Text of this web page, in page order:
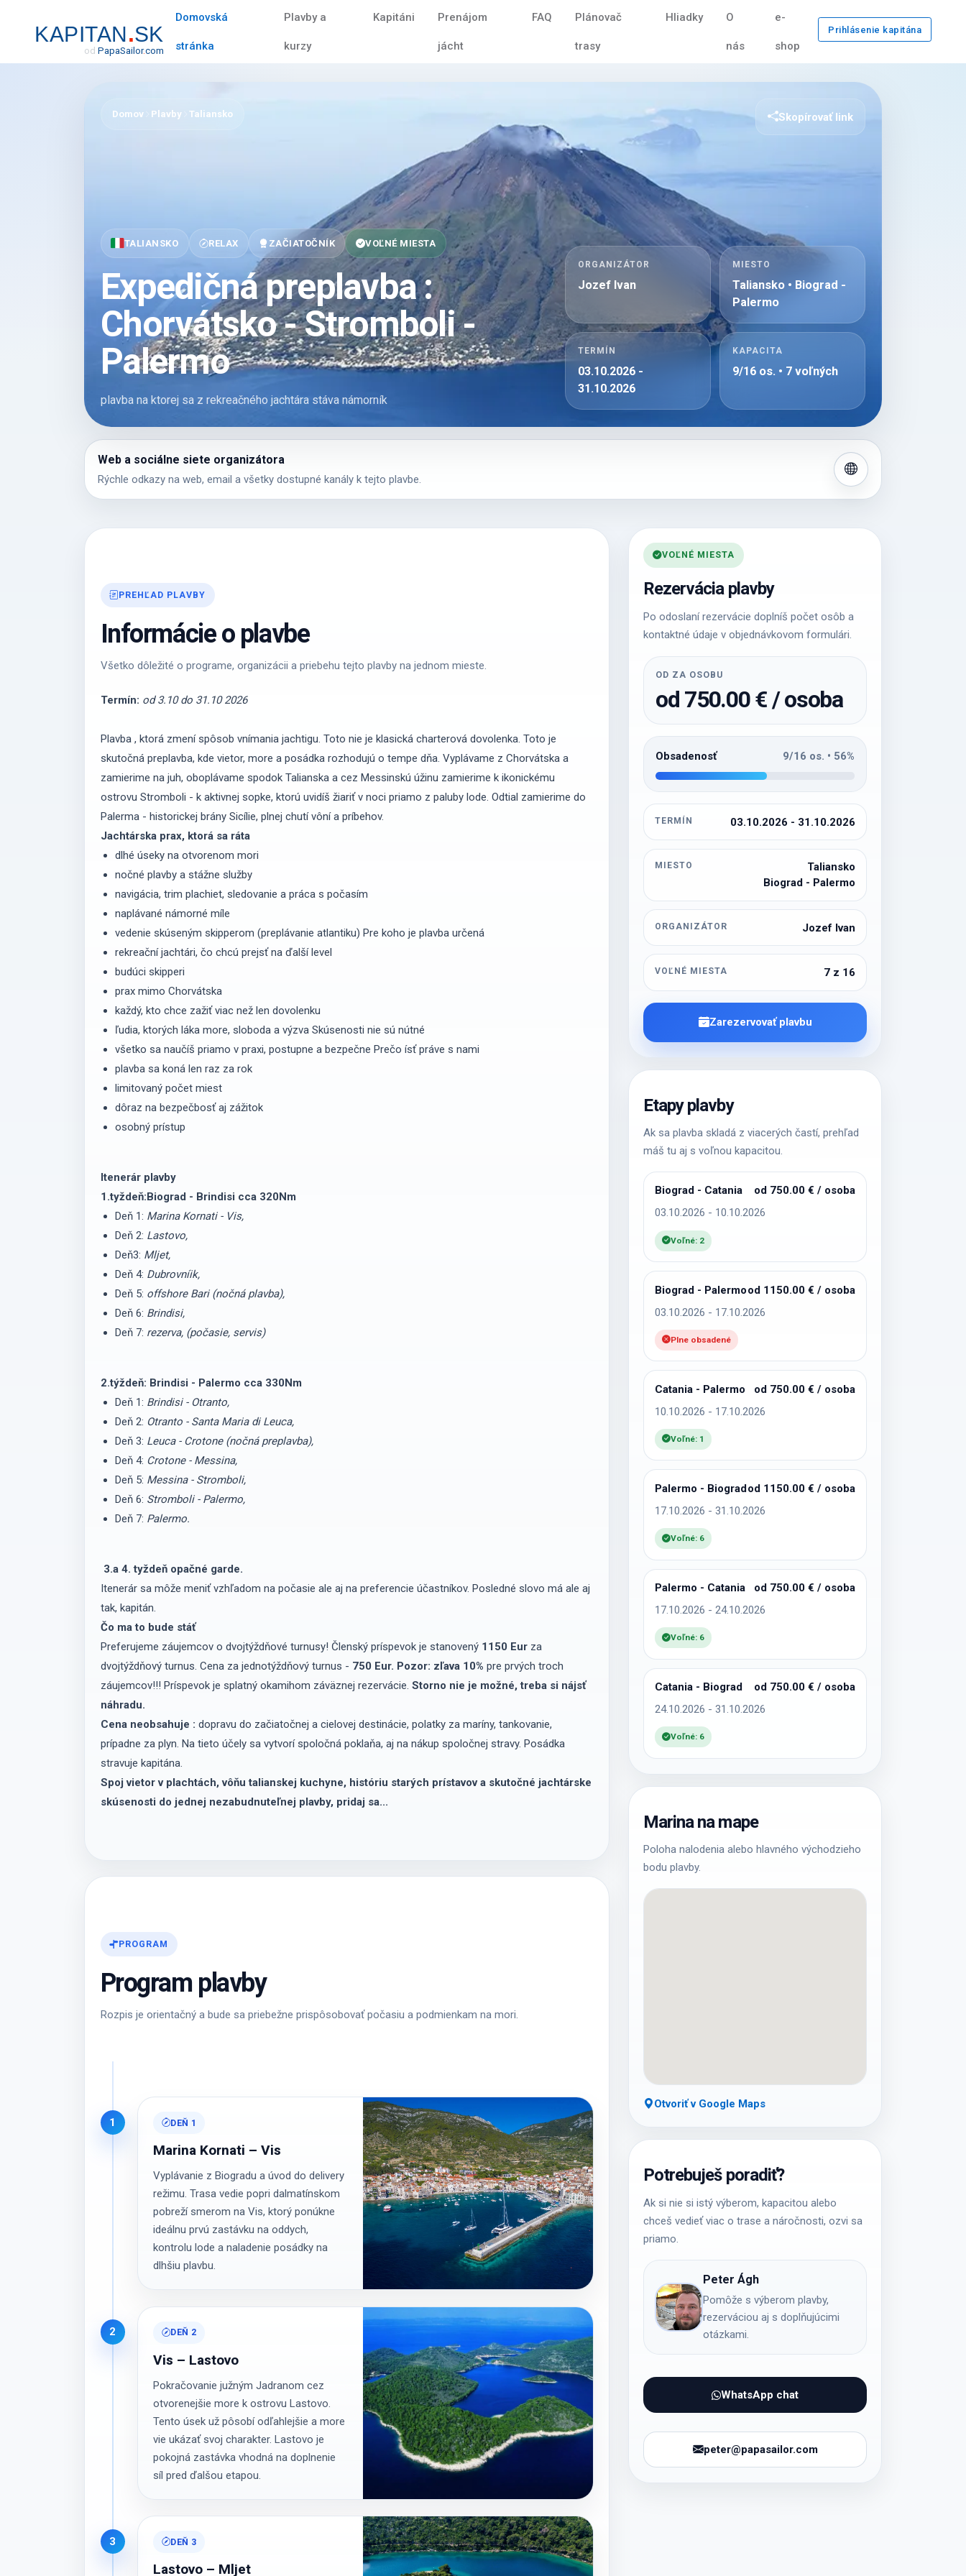
KAPITAN.SK
od PapaSailor.com
Domovská
stránka
Plavby a
kurzy
Kapitáni Prenájom
jácht
FAQ Plánovač
trasy
Hliadky O
nás
e-
shop
Prihlásenie kapitána
Domov Plavby Taliansko Skopírovať link
TALIANSKO RELAX ZAČIATOČNÍK VOĽNÉ MIESTA
Expedičná preplavba :
Chorvátsko - Stromboli -
Palermo
plavba na ktorej sa z rekreačného jachtára stáva námorník
ORGANIZÁTOR
Jozef Ivan
MIESTO
Taliansko • Biograd -
Palermo
TERMÍN
03.10.2026 -
31.10.2026
KAPACITA
9/16 os. • 7 voľných
Web a sociálne siete organizátora
Rýchle odkazy na web, email a všetky dostupné kanály k tejto plavbe.
PREHĽAD PLAVBY
Informácie o plavbe
Všetko dôležité o programe, organizácii a priebehu tejto plavby na jednom mieste.
Termín: od 3.10 do 31.10 2026
Plavba , ktorá zmení spôsob vnímania jachtigu. Toto nie je klasická charterová dovolenka. Toto je
skutočná preplavba, kde vietor, more a posádka rozhodujú o tempe dňa. Vyplávame z Chorvátska a
zamierime na juh, oboplávame spodok Talianska a cez Messinskú úžinu zamierime k ikonickému
ostrovu Stromboli - k aktivnej sopke, ktorú uvidíš žiariť v noci priamo z paluby lode. Odtial zamierime do
Palerma - historickej brány Sicílie, plnej chutí vôní a príbehov.
Jachtárska prax, ktorá sa ráta
dlhé úseky na otvorenom mori
nočné plavby a stážne služby
navigácia, trim plachiet, sledovanie a práca s počasím
naplávané námorné míle
vedenie skúseným skipperom (preplávanie atlantiku) Pre koho je plavba určená
rekreační jachtári, čo chcú prejsť na ďalší level
budúci skipperi
prax mimo Chorvátska
každý, kto chce zažiť viac než len dovolenku
ľudia, ktorých láka more, sloboda a výzva Skúsenosti nie sú nútné
všetko sa naučíš priamo v praxi, postupne a bezpečne Prečo ísť práve s nami
plavba sa koná len raz za rok
limitovaný počet miest
dôraz na bezpečbosť aj zážitok
osobný prístup
Itenerár plavby
1.tyždeň:Biograd - Brindisi cca 320Nm
Deň 1: Marina Kornati - Vis,
Deň 2: Lastovo,
Deň3: Mljet,
Deň 4: Dubrovníik,
Deň 5: offshore Bari (nočná plavba),
Deň 6: Brindisi,
Deň 7: rezerva, (počasie, servis)
2.týždeň: Brindisi - Palermo cca 330Nm
Deň 1: Brindisi - Otranto,
Deň 2: Otranto - Santa Maria di Leuca,
Deň 3: Leuca - Crotone (nočná preplavba),
Deň 4: Crotone - Messina,
Deň 5: Messina - Stromboli,
Deň 6: Stromboli - Palermo,
Deň 7: Palermo.
3.a 4. tyždeň opačné garde.
Itenerár sa môže meniť vzhľadom na počasie ale aj na preferencie účastníkov. Posledné slovo má ale aj
tak, kapitán.
Čo ma to bude stáť
Preferujeme záujemcov o dvojtýždňové turnusy! Členský príspevok je stanovený 1150 Eurza
dvojtýždňový turnus. Cena za jednotýždňový turnus - 750 Eur. Pozor: zľava 10% pre prvých troch
záujemcov!!! Príspevok je splatný okamihom záväznej rezervácie. Storno nie je možné, treba si nájsť
náhradu.
Cena neobsahuje : dopravu do začiatočnej a cielovej destinácie, polatky za maríny, tankovanie,
prípadne za plyn. Na tieto účely sa vytvorí spoločná poklaňa, aj na nákup spoločnej stravy. Posádka
stravuje kapitána.
Spoj vietor v plachtách, vôňu talianskej kuchyne, históriu starých prístavov a skutočné jachtárske
skúsenosti do jednej nezabudnuteľnej plavby, pridaj sa...
PROGRAM
Program plavby
Rozpis je orientačný a bude sa priebežne prispôsobovať počasiu a podmienkam na mori.
1 DEŇ 1
Marina Kornati – Vis
Vyplávanie z Biogradu a úvod do delivery
režimu. Trasa vedie popri dalmatínskom
pobreží smerom na Vis, ktorý ponúkne
ideálnu prvú zastávku na oddych,
kontrolu lode a naladenie posádky na
dlhšiu plavbu.
2 DEŇ 2
Vis – Lastovo
Pokračovanie južným Jadranom cez
otvorenejšie more k ostrovu Lastovo.
Tento úsek už pôsobí odľahlejšie a more
vie ukázať svoj charakter. Lastovo je
pokojná zastávka vhodná na doplnenie
síl pred ďalšou etapou.
3 DEŇ 3
Lastovo – Mljet
VOĽNÉ MIESTA
Rezervácia plavby
Po odoslaní rezervácie doplníš počet osôb a
kontaktné údaje v objednávkovom formulári.
OD ZA OSOBU
od 750.00 € / osoba
Obsadenosť 9/16 os. • 56%
TERMÍN 03.10.2026 - 31.10.2026
MIESTO
Taliansko
Biograd - Palermo
ORGANIZÁTOR Jozef Ivan
VOĽNÉ MIESTA 7 z 16
Zarezervovať plavbu
Etapy plavby
Ak sa plavba skladá z viacerých častí, prehľad
máš tu aj s voľnou kapacitou.
Biograd - Catania
od 750.00 € / osoba
03.10.2026 - 10.10.2026
Voľné: 2
Biograd - Palermood 1150.00 € / osoba
03.10.2026 - 17.10.2026
Plne obsadené
Catania - Palermo
od 750.00 € / osoba
10.10.2026 - 17.10.2026
Voľné: 1
Palermo - Biogradod 1150.00 € / osoba
17.10.2026 - 31.10.2026
Voľné: 6
Palermo - Catania
od 750.00 € / osoba
17.10.2026 - 24.10.2026
Voľné: 6
Catania - Biograd
od 750.00 € / osoba
24.10.2026 - 31.10.2026
Voľné: 6
Marina na mape
Poloha nalodenia alebo hlavného východzieho
bodu plavby.
Otvoriť v Google Maps
Potrebuješ poradiť?
Ak si nie si istý výberom, kapacitou alebo
chceš vedieť viac o trase a náročnosti, ozvi sa
priamo.
Peter Ágh
Pomôže s výberom plavby,
rezerváciou aj s doplňujúcimi
otázkami.
WhatsApp chat
peter@papasailor.com